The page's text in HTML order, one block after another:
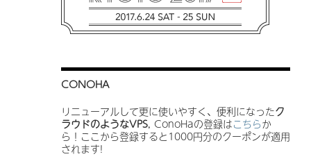
CONOHA
リニューアルして更に使いやすく、便利になったク
ラウドのようなVPS, ConoHaの登録はこちらか
ら！ここから登録すると1000円分のクーポンが適用
されます!